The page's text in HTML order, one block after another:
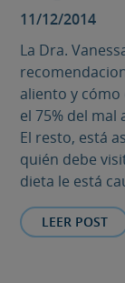
11/12/2014
La Dra.
aliento y
el 75% del mal
El resto, está
quién debe
dieta le está
LEER POST